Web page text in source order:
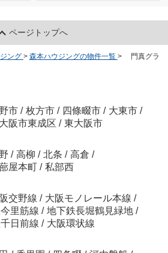
ページトップへ
ング > 森本ハウジングの物件一覧 >
門真グラ
市 / 枚方市 / 四條畷市 / 大東市 /
大阪市東成区 / 東大阪市
/ 高柳 / 北条 / 高倉 /
屋本町 / 私部西
交野線 / 大阪モノレール本線 /
里筋線 / 地下鉄長堀鶴見緑地 /
日前線 / 大阪環状線